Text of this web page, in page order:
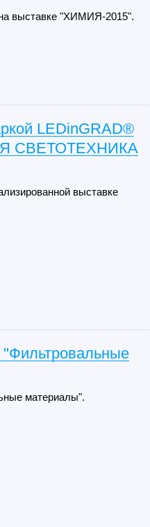
выставке "ХИМИЯ-2015".
LEDinGRAD®
СВЕТОТЕХНИКА
выставке
материалы".